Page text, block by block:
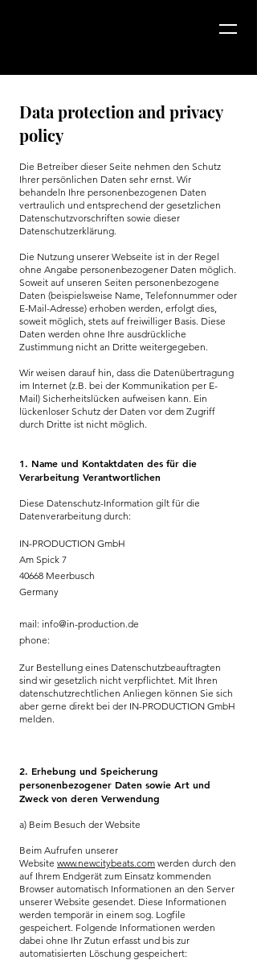
Data protection and privacy
policy
Die Betreiber dieser Seite nehmen den Schutz
Ihrer persönlichen Daten sehr ernst. Wir
behandeln Ihre personenbezogenen Daten
vertraulich und entsprechend der gesetzlichen
Datenschutzvorschriften sowie dieser
Datenschutzerklärung.
Die Nutzung unserer Webseite ist in der Regel
ohne Angabe personenbezogener Daten möglich.
Soweit auf unseren Seiten personenbezogene
Daten (beispielsweise Name, Telefonnummer oder
E-Mail-Adresse) erhoben werden, erfolgt dies,
soweit möglich, stets auf freiwilliger Basis. Diese
Daten werden ohne Ihre ausdrückliche
Zustimmung nicht an Dritte weitergegeben.
Wir weisen darauf hin, dass die Datenübertragung
im Internet (z.B. bei der Kommunikation per E-
Mail) Sicherheitslücken aufweisen kann. Ein
lückenloser Schutz der Daten vor dem Zugriff
durch Dritte ist nicht möglich.
1. Name und Kontaktdaten des für die
Verarbeitung Verantwortlichen
Diese Datenschutz-Information gilt für die
Datenverarbeitung durch:
IN-PRODUCTION GmbH
Am Spick 7
40668 Meerbusch
Germany
mail: info@in-production.de
phone:
Zur Bestellung eines Datenschutzbeauftragten
sind wir gesetzlich nicht verpflichtet. Mit Ihren
datenschutzrechtlichen Anliegen können Sie sich
aber gerne direkt bei der IN-PRODUCTION GmbH
melden.
2. Erhebung und Speicherung
personenbezogener Daten sowie Art und
Zweck von deren Verwendung
a) Beim Besuch der Website
Beim Aufrufen unserer
Website www.newcitybeats.com werden durch den
auf Ihrem Endgerät zum Einsatz kommenden
Browser automatisch Informationen an den Server
unserer Website gesendet. Diese Informationen
werden temporär in einem sog. Logfile
gespeichert. Folgende Informationen werden
dabei ohne Ihr Zutun erfasst und bis zur
automatisierten Löschung gespeichert: